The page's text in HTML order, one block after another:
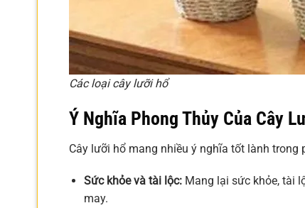
Các loại cây lưỡi hổ
Ý Nghĩa Phong Thủy Của Cây
Cây lưỡi hổ mang nhiều ý nghĩa tốt lành trong
Sức khỏe và tài lộc:Mang lại sức khỏe, tài
may.